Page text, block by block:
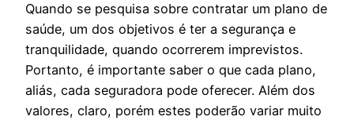
Quando se pesquisa sobre contratar um plano de
saúde, um dos objetivos é ter a segurança e
tranquilidade, quando ocorrerem imprevistos.
Portanto, é importante saber o que cada plano,
aliás, cada seguradora pode oferecer. Além dos
valores, claro, porém estes poderão variar muito